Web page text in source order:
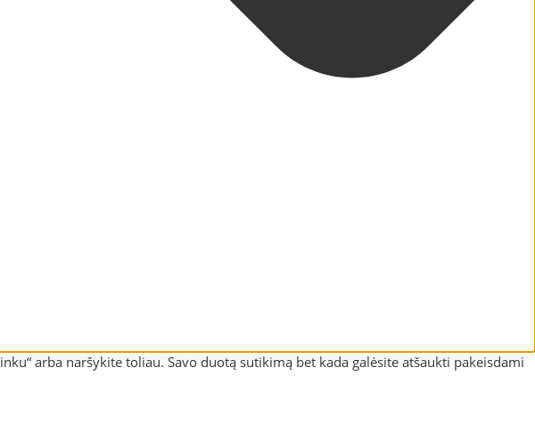
arba naršykite toliau. Savo duotą sutikimą bet kada galėsite atšaukti pakeisdami